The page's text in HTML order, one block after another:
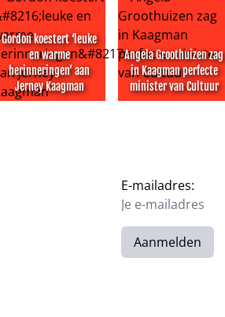
Gordon koestert ‘leuke
en warme
herinneringen’ aan
Jerney Kaagman
Gordon koestert ‘leuke en warme
Angela Groothuizen zag
in Kaagman perfecte
minister van Cultuur
Angela
E-mailadres:
Aanmelden